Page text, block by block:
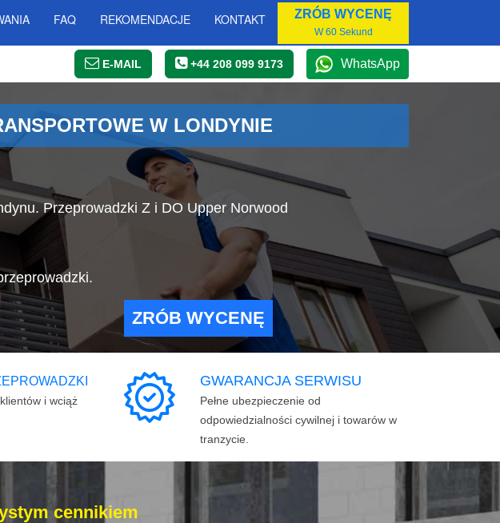
FAQ REKOMENDACJE KONTAKT ZRÓB WYCENĘ
W 60 Sekund
E-MAIL +44 208 099 9173 WhatsApp
W LONDYNIE
Przeprowadzki Z i DO Upper Norwood
ZRÓB WYCENĘ
i wciąż
GWARANCJA SERWISU
Pełne ubezpieczenie od
odpowiedzialności cywilnej i towarów w
tranzycie.
cennikiem